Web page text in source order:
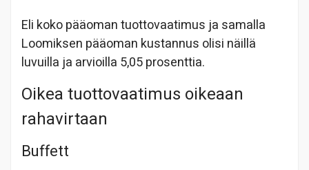
Eli koko pääoman tuottovaatimus ja samalla
Loomiksen pääoman kustannus olisi näillä
luvuilla ja arvioilla 5,05 prosenttia.
Oikea tuottovaatimus oikeaan
rahavirtaan
Buffett